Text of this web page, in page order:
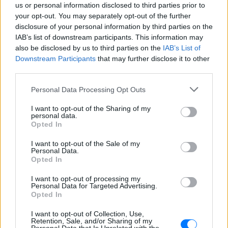
us or personal information disclosed to third parties prior to
your opt-out. You may separately opt-out of the further
disclosure of your personal information by third parties on the
IAB’s list of downstream participants. This information may
also be disclosed by us to third parties on the IAB’s List of
Downstream Participants that may further disclose it to other
Personal Data Processing Opt Outs
I want to opt-out of the Sharing of my
personal data.
Opted In
I want to opt-out of the Sale of my
Personal Data.
Opted In
I want to opt-out of processing my
Personal Data for Targeted Advertising.
Opted In
I want to opt-out of Collection, Use,
Retention, Sale, and/or Sharing of my
τραγουδίστρια που πούλησε 40
εκ. δίσκους άφησε τη δόξα και
άλλαξε ζωή
ΠΡΙΝ 7 ΏΡΕΣ
Με επιτυχίες όπως τα «Thank You»,
«White Flag» και τη θρυλική συνεργασία
της με τον Eminem στο «Stan», η Dido
των 00s
Η πιο δύσκολη στιγμή στη ζωή
του Barack Obama δεν συνέβη
Η νύχτα που ο Barack και η Michelle
«Δεν θα το ξεχάσω όσο ζω»: Η
στιγμή που είδε τον Ιησού